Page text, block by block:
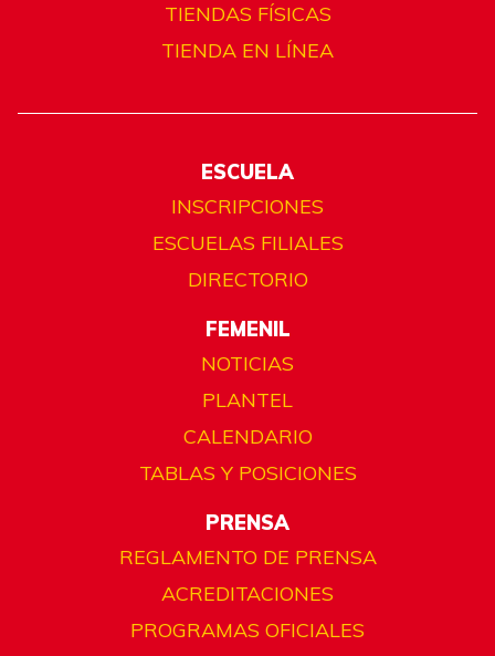
TIENDAS FÍSICAS
TIENDA EN LÍNEA
ESCUELA
INSCRIPCIONES
ESCUELAS FILIALES
DIRECTORIO
FEMENIL
NOTICIAS
PLANTEL
CALENDARIO
TABLAS Y POSICIONES
PRENSA
REGLAMENTO DE PRENSA
ACREDITACIONES
PROGRAMAS OFICIALES